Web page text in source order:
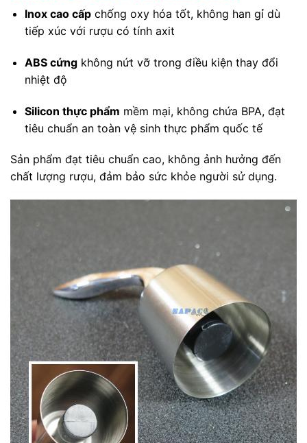
Inox cao cấpchống oxy hóa tốt, không han gỉ dù
tiếp xúc với rượu có tính axit
ABS cứngkhông nứt vỡ trong điều kiện thay đổi
nhiệt độ
Silicon thực phẩm mềm mại, không chứa BPA, đạt
tiêu chuẩn an toàn vệ sinh thực phẩm quốc tế
Sản phẩm đạt tiêu chuẩn cao, không ảnh hưởng đến
chất lượng rượu, đảm bảo sức khỏe người sử dụng.